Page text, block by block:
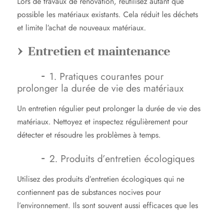
possible les matériaux existants. Cela réduit les déchets
et limite l’achat de nouveaux matériaux.
Entretien et maintenance
1. Pratiques courantes pour
prolonger la durée de vie des matériaux
Un entretien régulier peut prolonger la durée de vie des
matériaux. Nettoyez et inspectez régulièrement pour
détecter et résoudre les problèmes à temps.
2. Produits d’entretien écologiques
Utilisez des produits d’entretien écologiques qui ne
contiennent pas de substances nocives pour
l’environnement. Ils sont souvent aussi efficaces que les